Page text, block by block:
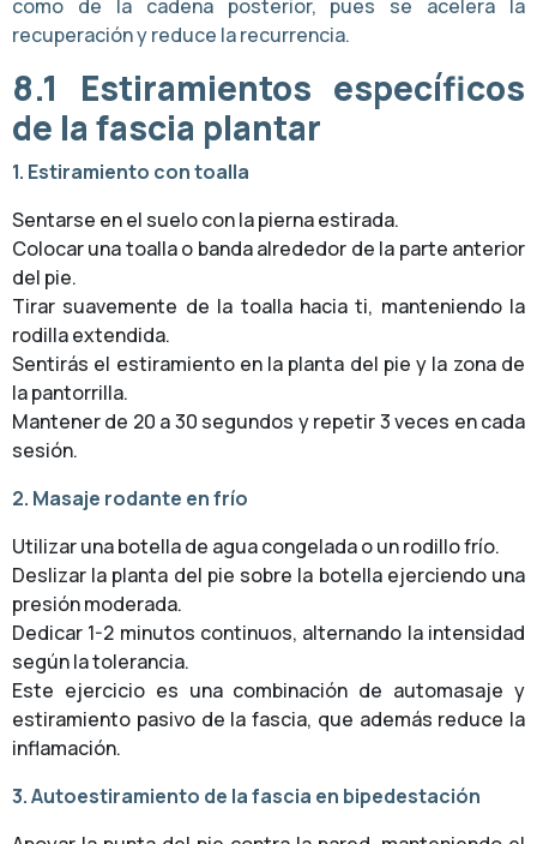
como de la cadena posterior, pues se acelera la
recuperación y reduce la recurrencia.
8.1 Estiramientos específicos
de la fascia plantar
1. Estiramiento con toalla
Sentarse en el suelo con la pierna estirada.
Colocar una toalla o banda alrededor de la parte anterior
del pie.
Tirar suavemente de la toalla hacia ti, manteniendo la
rodilla extendida.
Sentirás el estiramiento en la planta del pie y la zona de
la pantorrilla.
Mantener de 20 a 30 segundos y repetir 3 veces en cada
sesión.
2. Masaje rodante en frío
Utilizar una botella de agua congelada o un rodillo frío.
Deslizar la planta del pie sobre la botella ejerciendo una
presión moderada.
Dedicar 1-2 minutos continuos, alternando la intensidad
según la tolerancia.
Este ejercicio es una combinación de automasaje y
estiramiento pasivo de la fascia, que además reduce la
inflamación.
3. Autoestiramiento de la fascia en bipedestación